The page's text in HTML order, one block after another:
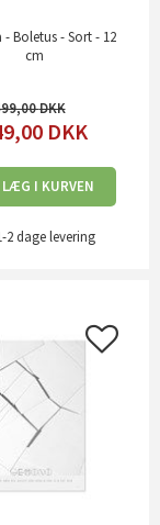
- Boletus - Sort - 12
cm
DKK
LÆG I KURVEN
2 dagelevering